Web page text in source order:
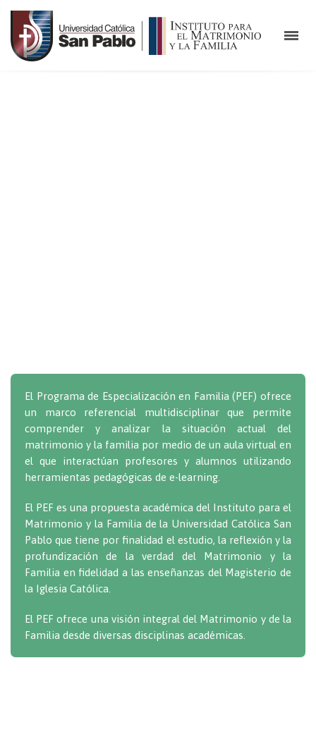
El Programa de Especialización en Familia (PEF) ofrece
un marco referencial multidisciplinar que permite
comprender y analizar la situación actual del
matrimonio y la familia por medio de un aula virtual en
el que interactúan profesores y alumnos utilizando
herramientas pedagógicas de e-learning.
El PEF es una propuesta académica del Instituto para el
Matrimonio y la Familia de la Universidad Católica San
Pablo que tiene por finalidad el estudio, la reflexión y la
profundización de la verdad del Matrimonio y la
Familia en fidelidad a las enseñanzas del Magisterio de
la Iglesia Católica.
El PEF ofrece una visión integral del Matrimonio y de la
Familia desde diversas disciplinas académicas.